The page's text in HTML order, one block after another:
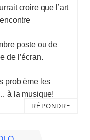
croire que l’art
poste ou de
de l’écran.
problème les
à la musique!
RÉPONDRE